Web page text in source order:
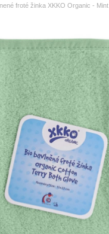
froté žinka XKKO Organic - Mint